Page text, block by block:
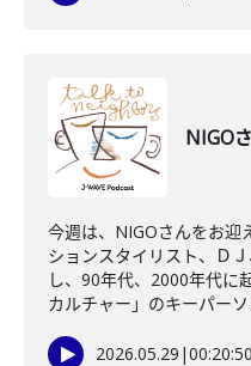
NIGO
今週は、NIGOさんをお迎
ションスタイリスト、Ｄ
し、90年代、2000年代に
カルチャー」のキーパー
2026.05.29 |00:20:50